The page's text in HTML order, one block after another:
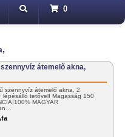
0
átemelő akna,
szennyvíz átemelő akna, 2
lépésálló tetővel! Magasság 150
MAGYAR